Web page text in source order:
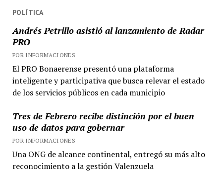
POLÍTICA
Andrés Petrillo asistió al lanzamiento de Radar
PRO
POR INFORMACIONES
El PRO Bonaerense presentó una plataforma
inteligente y participativa que busca relevar el estado
de los servicios públicos en cada municipio
Tres de Febrero recibe distinción por el buen
uso de datos para gobernar
POR INFORMACIONES
Una ONG de alcance continental, entregó su más alto
reconocimiento a la gestión Valenzuela